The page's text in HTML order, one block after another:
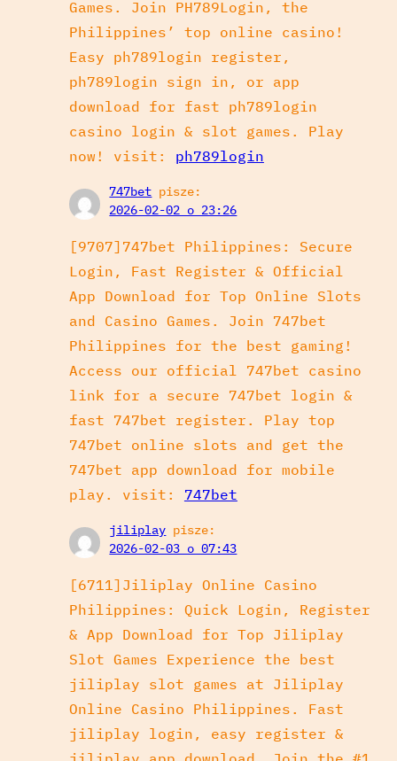
Games. Join PH789Login, the
Philippines’ top online casino!
Easy ph789login register,
ph789login sign in, or app
download for fast ph789login
casino login & slot games. Play
now! visit: ph789login
747bet pisze:
2026-02-02 o 23:26
[9707]747bet Philippines: Secure
Login, Fast Register & Official
App Download for Top Online Slots
and Casino Games. Join 747bet
Philippines for the best gaming!
Access our official 747bet casino
link for a secure 747bet login &
fast 747bet register. Play top
747bet online slots and get the
747bet app download for mobile
play. visit: 747bet
jiliplay pisze:
2026-02-03 o 07:43
[6711]Jiliplay Online Casino
Philippines: Quick Login, Register
& App Download for Top Jiliplay
Slot Games Experience the best
jiliplay slot games at Jiliplay
Online Casino Philippines. Fast
jiliplay login, easy register &